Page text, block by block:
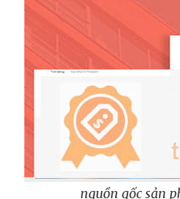
nguồn gốc sản